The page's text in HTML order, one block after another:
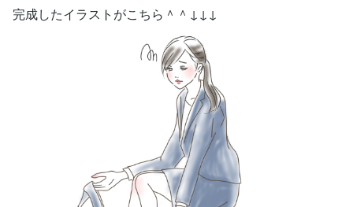
完成したイラストがこちら＾＾↓↓↓